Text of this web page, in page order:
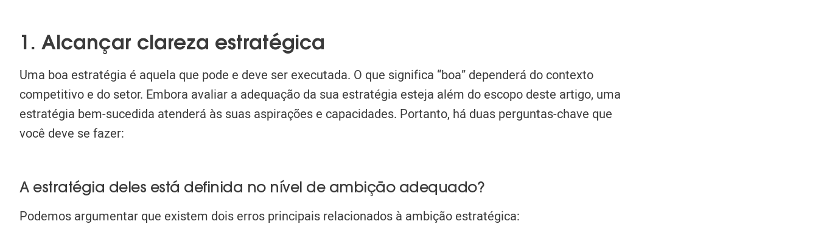
1. Alcançar clareza estratégica
Uma boa estratégia é aquela que pode e deve ser executada. O que significa “boa” dependerá do contexto
competitivo e do setor. Embora avaliar a adequação da sua estratégia esteja além do escopo deste artigo, uma
estratégia bem-sucedida atenderá às suas aspirações e capacidades. Portanto, há duas perguntas-chave que
você deve se fazer:
A estratégia deles está definida no nível de ambição adequado?
Podemos argumentar que existem dois erros principais relacionados à ambição estratégica: